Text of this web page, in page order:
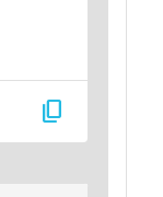
content_copy